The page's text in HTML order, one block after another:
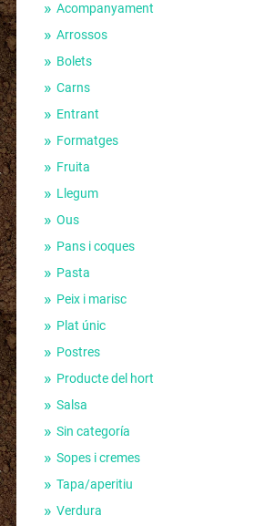
Acompanyament
Arrossos
Bolets
Carns
Entrant
Formatges
Fruita
Llegum
Ous
Pans i coques
Pasta
Peix i marisc
Plat únic
Postres
Producte del hort
Salsa
Sin categoría
Sopes i cremes
Tapa/aperitiu
Verdura